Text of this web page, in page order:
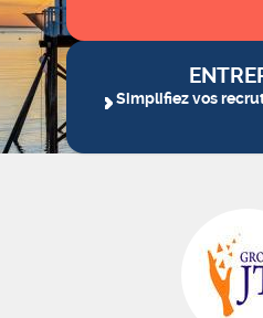
Simplifiez vos